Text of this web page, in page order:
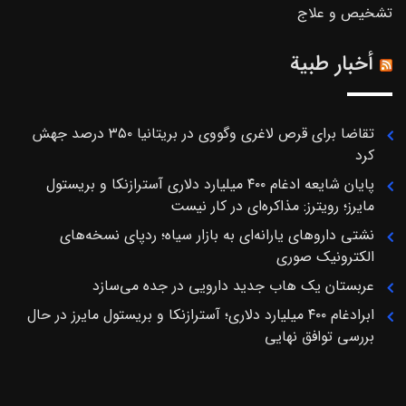
تشخیص و علاج
أخبار طبية
تقاضا برای قرص لاغری وگووی در بریتانیا ۳۵۰ درصد جهش
کرد
پایان شایعه ادغام ۴۰۰ میلیارد دلاری آسترازنکا و بریستول
مایرز؛ رویترز: مذاکره‌ای در کار نیست
نشتی داروهای یارانه‌ای به بازار سیاه؛ ردپای نسخه‌های
الکترونیک صوری
عربستان یک هاب جدید دارویی در جده می‌سازد
ابرادغام ۴۰۰ میلیارد دلاری؛ آسترازنکا و بریستول مایرز در حال
بررسی توافق نهایی